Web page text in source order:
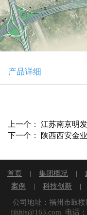
产品详细
上一个： 江苏南京明
下一个： 陕西西安金
首页 | 集团概况 |
案例
| 科技创新 |
公司地址：福州市鼓
fjhhjs@163.com 电话